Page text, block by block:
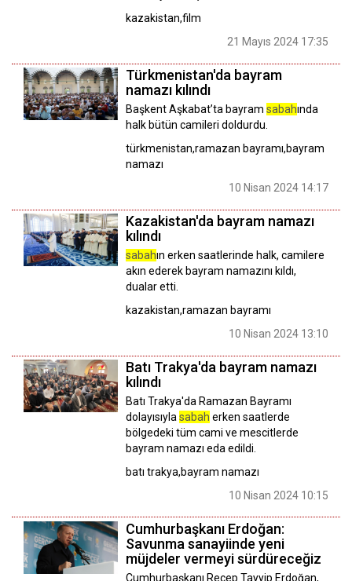
kazakistan,film
21 Mayıs 2024 17:35
Türkmenistan'da bayram
namazı kılındı
Başkent Aşkabat’ta bayram sabahında
halk bütün camileri doldurdu.
türkmenistan,ramazan bayramı,bayram
namazı
10 Nisan 2024 14:17
Kazakistan'da bayram namazı
kılındı
sabahın erken saatlerinde halk, camilere
akın ederek bayram namazını kıldı,
dualar etti.
kazakistan,ramazan bayramı
10 Nisan 2024 13:10
Batı Trakya'da bayram namazı
kılındı
Batı Trakya'da Ramazan Bayramı
dolayısıyla sabah erken saatlerde
bölgedeki tüm cami ve mescitlerde
bayram namazı eda edildi.
batı trakya,bayram namazı
10 Nisan 2024 10:15
Cumhurbaşkanı Erdoğan:
Savunma sanayiinde yeni
müjdeler vermeyi sürdüreceğiz
Cumhurbaşkanı Recep Tayyip Erdoğan,